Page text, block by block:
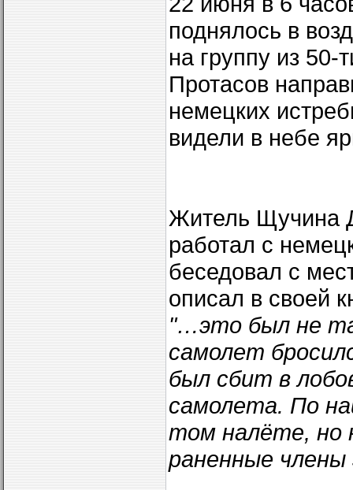
поднялось в
на группу из
Протасов
немецких
видели в небе
Житель Щучина
работал с
беседовал с
описал в своей
"…это был не
самолет
был сбит в
самолета. По
том налёте, но
раненные